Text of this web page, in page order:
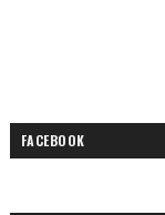
FACEBOOK